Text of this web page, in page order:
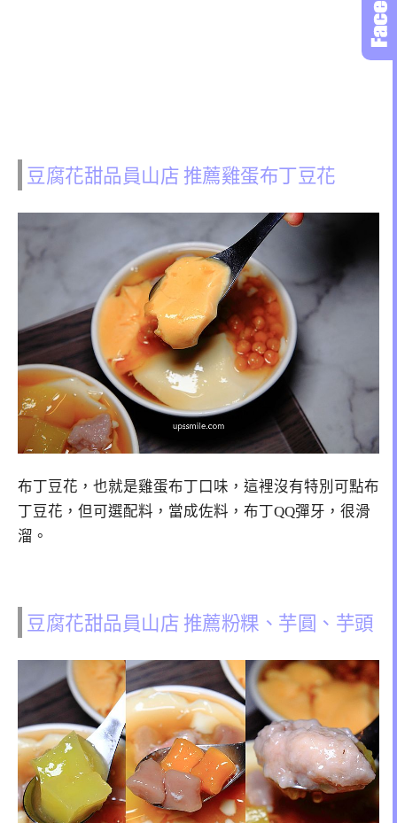
豆腐花甜品員山店 推薦雞蛋布丁豆花
布丁豆花，也就是雞蛋布丁口味，這裡沒有特別可點布
丁豆花，但可選配料，當成佐料，布丁QQ彈牙，很滑
溜。
豆腐花甜品員山店 推薦粉粿、芋圓、芋頭